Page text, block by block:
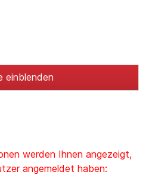
einblenden
werden Ihnen angezeigt,
angemeldet haben: